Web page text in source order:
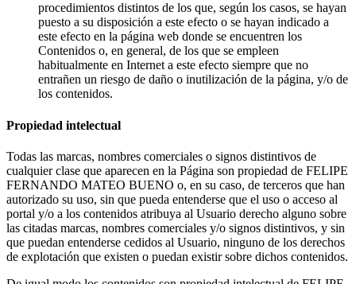
procedimientos distintos de los que, según los casos, se hayan
puesto a su disposición a este efecto o se hayan indicado a
este efecto en la página web donde se encuentren los
Contenidos o, en general, de los que se empleen
habitualmente en Internet a este efecto siempre que no
entrañen un riesgo de daño o inutilización de la página, y/o de
los contenidos.
Propiedad intelectual
Todas las marcas, nombres comerciales o signos distintivos de
cualquier clase que aparecen en la Página son propiedad de FELIPE
FERNANDO MATEO BUENO o, en su caso, de terceros que han
autorizado su uso, sin que pueda entenderse que el uso o acceso al
portal y/o a los contenidos atribuya al Usuario derecho alguno sobre
las citadas marcas, nombres comerciales y/o signos distintivos, y sin
que puedan entenderse cedidos al Usuario, ninguno de los derechos
de explotación que existen o puedan existir sobre dichos contenidos.